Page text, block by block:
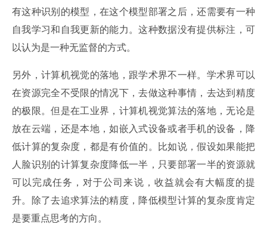
有这种识别的模型，在这个模型部署之后，还需要有一种
自我学习和自我更新的能力。这种数据没有提供标注，可
以认为是一种无监督的方式。
另外，计算机视觉的落地，跟学术界不一样。学术界可以
在资源完全不受限的情况下，去做这种事情，去达到精度
的极限。但是在工业界，计算机视觉算法的落地，无论是
放在云端，还是本地，如嵌入式设备或者手机的设备，降
低计算的复杂度，都是有价值的。比如说，假设如果能把
人脸识别的计算复杂度降低一半，只要部署一半的资源就
可以完成任务，对于公司来说，收益就会有大幅度的提
升。除了去追求算法的精度，降低模型计算的复杂度肯定
是要重点思考的方向。